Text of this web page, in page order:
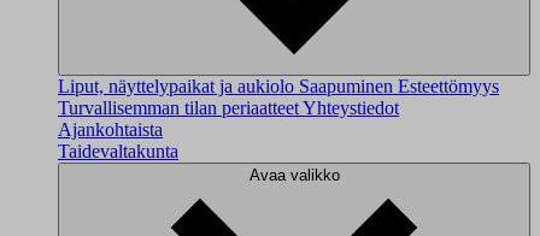
Liput, näyttelypaikat ja aukiolo Saapuminen Esteettömyys
Turvallisemman tilan periaatteetYhteystiedot
Ajankohtaista
Taidevaltakunta
Avaa valikko